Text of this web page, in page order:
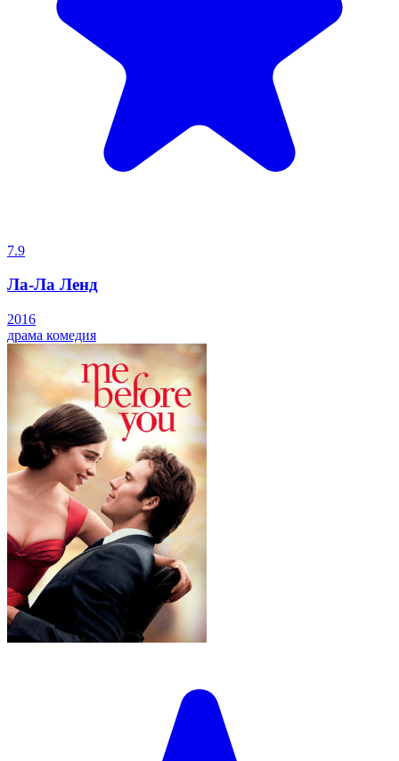
7.9
Ла-Ла Ленд
2016
драма комедия